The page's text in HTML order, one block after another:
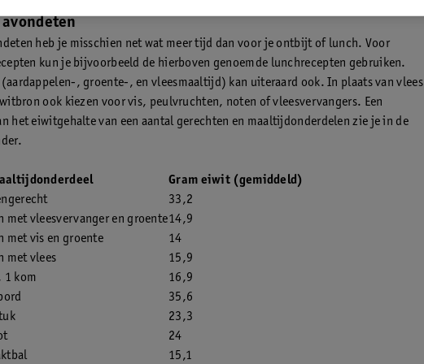
heb je misschien net wat meer tijd dan voor je ontbijt of lunch. Voor
kun je bijvoorbeeld de hierboven genoemde lunchrecepten gebruiken.
(aardappelen-, groente-, en vleesmaaltijd) kan uiteraard ook. In plaats van vlees
ook kiezen voor vis, peulvruchten, noten of vleesvervangers. Een
het eiwitgehalte van een aantal gerechten en maaltijdonderdelen zie je in de
Gram eiwit (gemiddeld)
33,2
met vleesvervanger en groente14,9
met vis en groente
14
met vlees
15,9
1 kom
16,9
35,6
23,3
24
15,1